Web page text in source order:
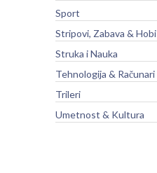
Sport
Stripovi, Zabava & Hobi
Struka i Nauka
Tehnologija & Računari
Trileri
Umetnost & Kultura